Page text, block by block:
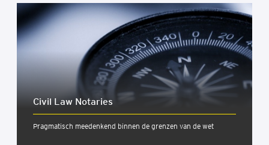
Civil Law Nota­ries
Pragmatisch meedenkend binnen de grenzen van de wet